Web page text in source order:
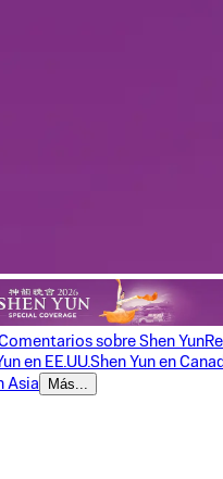
sobre Shen Yun
en EE.UU.Shen Yun en
Asia Más...